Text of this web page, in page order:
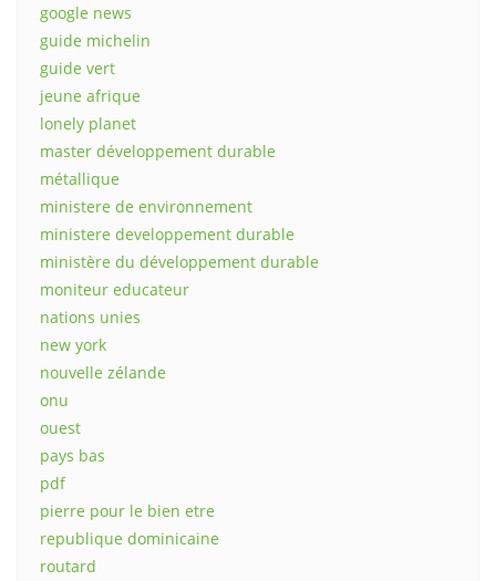
google news
guide michelin
guide vert
jeune afrique
lonely planet
master développement durable
métallique
ministere de environnement
ministere developpement durable
ministère du développement durable
moniteur educateur
nations unies
new york
nouvelle zélande
onu
ouest
pays bas
pdf
pierre pour le bien etre
republique dominicaine
routard